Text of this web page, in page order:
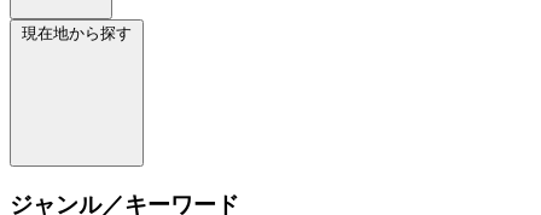
現在地から探す
ジャンル／キーワード